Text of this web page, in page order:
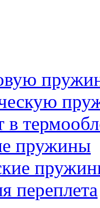
в
пружины
переплета